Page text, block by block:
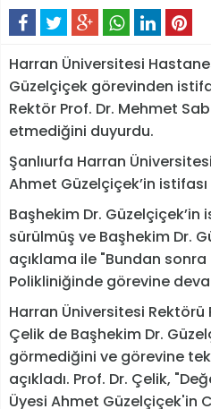
Harran Üniversitesi
Güzelçiçek görevinden
Rektör Prof. Dr. Mehmet
etmediğini duyurdu.
Şanlıurfa Harran
Ahmet Güzelçiçek’in
Başhekim Dr.
sürülmüş ve Başhekim Dr.
açıklama ile "Bundan
Polikliniğinde görevine
Harran Üniversitesi Rektörü
Çelik de Başhekim Dr.
görmediğini ve görevine
açıkladı. Prof. Dr. Çelik,
Üyesi Ahmet Güzelçiçek'in